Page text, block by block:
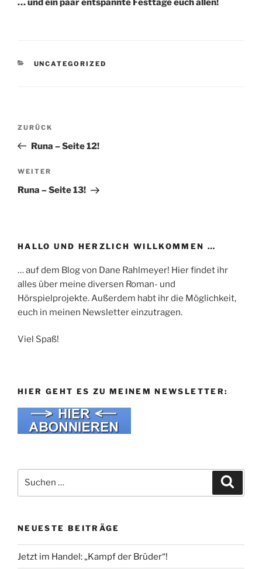
… und ein paar entspannte Festtage euch allen!
KATEGORIEN
UNCATEGORIZED
Beitragsnavigation
Vorheriger
Beitrag
ZURÜCK
Runa – Seite 12!
Nächster
Beitrag
WEITER
Runa – Seite 13!
HALLO UND HERZLICH WILLKOMMEN …
… auf dem Blog von Dane Rahlmeyer! Hier findet ihr
alles über meine diversen Roman- und
Hörspielprojekte. Außerdem habt ihr die Möglichkeit,
euch in meinen Newsletter einzutragen.
Viel Spaß!
HIER GEHT ES ZU MEINEM NEWSLETTER:
nach:
NEUESTE BEITRÄGE
Jetzt im Handel: „Kampf der Brüder“!